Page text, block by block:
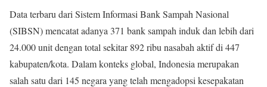
Data terbaru dari Sistem Informasi Bank Sampah Nasional
(SIBSN) mencatat adanya 371 bank sampah induk dan lebih dari
24.000 unit dengan total sekitar 892 ribu nasabah aktif di 447
kabupaten/kota. Dalam konteks global, Indonesia merupakan
salah satu dari 145 negara yang telah mengadopsi kesepakatan